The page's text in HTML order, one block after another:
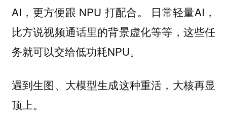
AI，更方便跟 NPU 打配合。 日常轻量AI，
比方说视频通话里的背景虚化等等，这些任
务就可以交给低功耗NPU。
遇到生图、大模型生成这种重活，大核再显
顶上。